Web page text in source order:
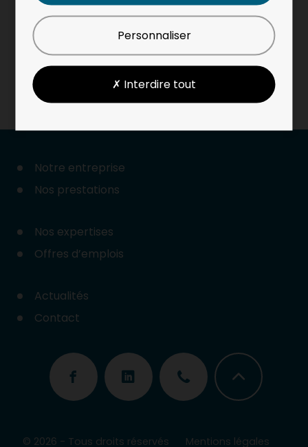
Notre entreprise
Nos prestations
Nos expertises
Offres d’emplois
Actualités
Contact
© 2026 - Tous droits réservés Mentions légales
Personnaliser
✗ Interdire tout